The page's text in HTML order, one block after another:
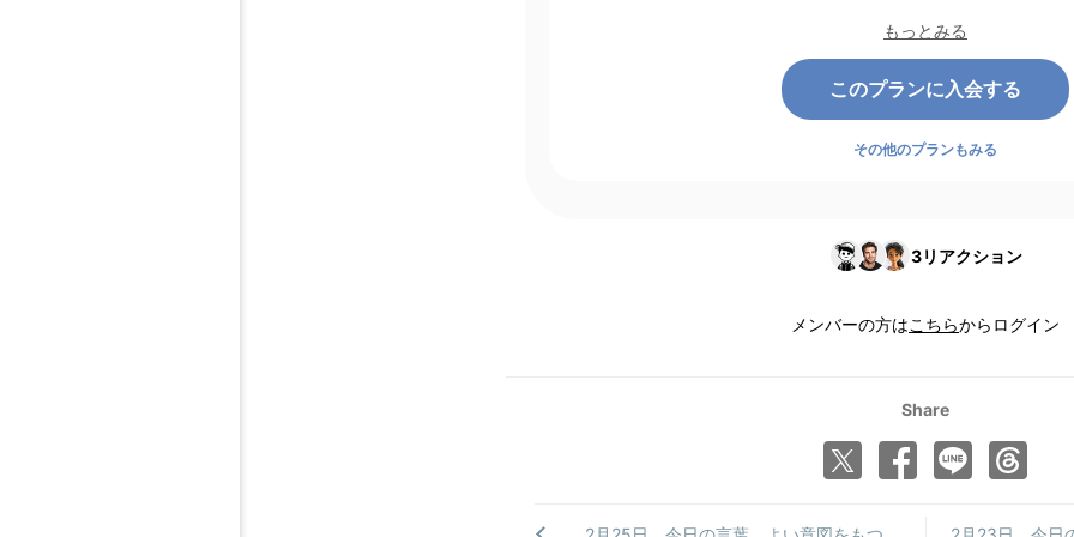
もっとみる
このプランに入会する
その他のプランもみる
3リアクション
メンバーの方はこちらからログイン
Share